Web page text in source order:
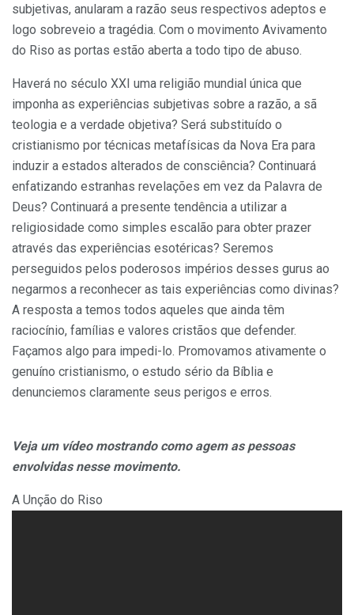
subjetivas, anularam a razão seus respectivos adeptos e
logo sobreveio a tragédia. Com o movimento Avivamento
do Riso as portas estão aberta a todo tipo de abuso.
Haverá no século XXI uma religião mundial única que
imponha as experiências subjetivas sobre a razão, a sã
teologia e a verdade objetiva? Será substituído o
cristianismo por técnicas metafísicas da Nova Era para
induzir a estados alterados de consciência? Continuará
enfatizando estranhas revelações em vez da Palavra de
Deus? Continuará a presente tendência a utilizar a
religiosidade como simples escalão para obter prazer
através das experiências esotéricas? Seremos
perseguidos pelos poderosos impérios desses gurus ao
negarmos a reconhecer as tais experiências como divinas?
A resposta a temos todos aqueles que ainda têm
raciocínio, famílias e valores cristãos que defender.
Façamos algo para impedi-lo. Promovamos ativamente o
genuíno cristianismo, o estudo sério da Bíblia e
denunciemos claramente seus perigos e erros.
Veja um vídeo mostrando como agem as pessoas
envolvidas nesse movimento.
A Unção do Riso